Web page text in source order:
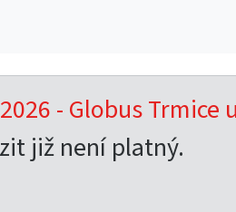
- Globus Trmice
již není platný.